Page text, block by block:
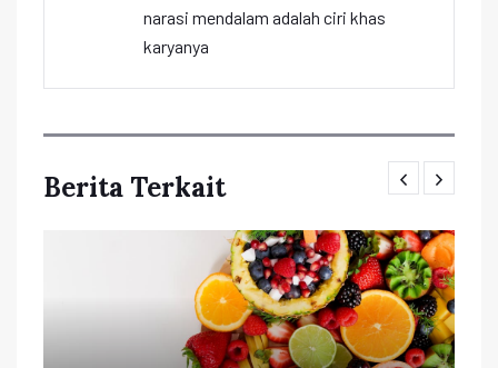
narasi mendalam adalah ciri khas
karyanya
Berita Terkait